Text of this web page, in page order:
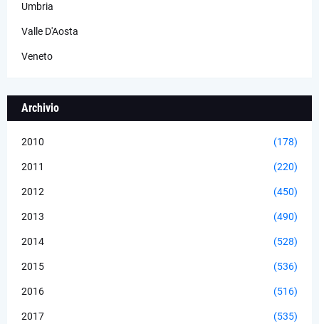
Umbria
Valle D'Aosta
Veneto
Archivio
2010 (178)
2011 (220)
2012 (450)
2013 (490)
2014 (528)
2015 (536)
2016 (516)
2017 (535)